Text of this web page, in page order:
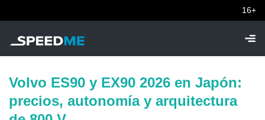
16+
Volvo ES90 y EX90 2026 en Japón:
precios, autonomía y arquitectura